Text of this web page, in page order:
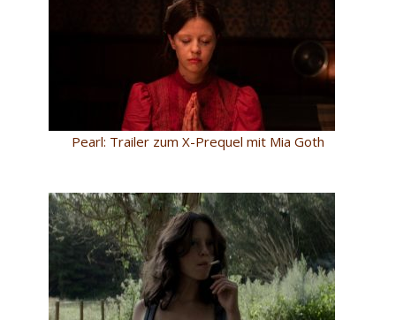
Pearl: Trailer zum X-Prequel mit Mia Goth